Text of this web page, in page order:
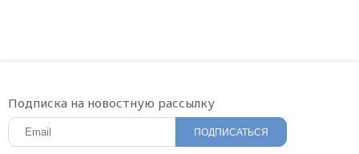
Подписка на новостную рассылку
ПОДПИСАТЬСЯ